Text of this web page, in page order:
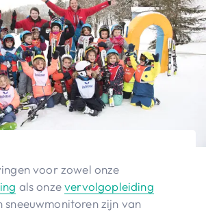
voor zowel onze
als onzevervolgopleiding
sneeuwmonitoren zijn van